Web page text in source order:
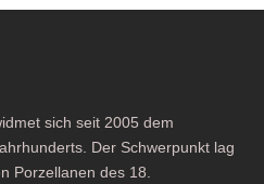
sich seit 2005 dem
Der Schwerpunkt lag
Porzellanen des 18.